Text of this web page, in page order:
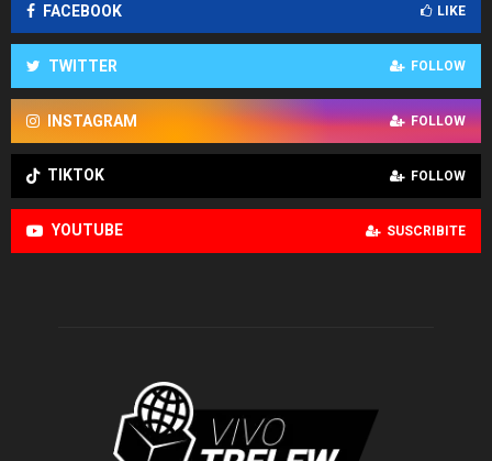
FACEBOOK LIKE
TWITTER FOLLOW
INSTAGRAM FOLLOW
TIKTOK FOLLOW
YOUTUBE SUSCRIBITE